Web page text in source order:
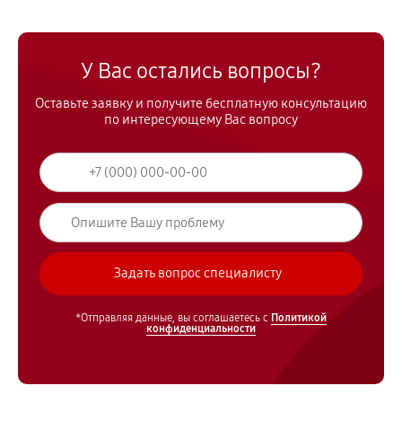
У Вас остались вопросы?
Оставьте заявку и получите бесплатную консультацию
по интересующему Вас вопросу
*Отправляя данные, вы соглашаетесь с Политикой
конфиденциальности